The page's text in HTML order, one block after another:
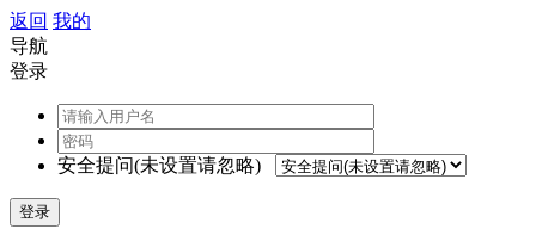
返回 我的
导航
登录
安全提问(未设置请忽略)
登录